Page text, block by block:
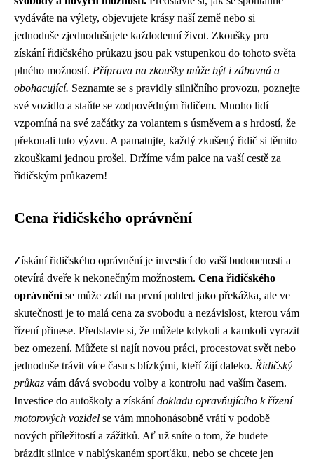
vydáváte na výlety, objevujete krásy naší země nebo si
jednoduše zjednodušujete každodenní život. Zkoušky pro
získání řidičského průkazu jsou pak vstupenkou do tohoto světa
plného možností. Příprava na zkoušky může být i zábavná a
obohacující. Seznamte se s pravidly silničního provozu, poznejte
své vozidlo a staňte se zodpovědným řidičem. Mnoho lidí
vzpomíná na své začátky za volantem s úsměvem a s hrdostí, že
překonali tuto výzvu. A pamatujte, každý zkušený řidič si těmito
zkouškami jednou prošel. Držíme vám palce na vaší cestě za
řidičským průkazem!
Cena řidičského oprávnění
Získání řidičského oprávnění je investicí do vaší budoucnosti a
otevírá dveře k nekonečným možnostem. Cena řidičského
oprávněníse může zdát na první pohled jako překážka, ale ve
skutečnosti je to malá cena za svobodu a nezávislost, kterou vám
řízení přinese. Představte si, že můžete kdykoli a kamkoli vyrazit
bez omezení. Můžete si najít novou práci, procestovat svět nebo
jednoduše trávit více času s blízkými, kteří žijí daleko. Řidičský
průkaz vám dává svobodu volby a kontrolu nad vaším časem.
Investice do autoškoly a získánídokladu opravňujícího k řízení
motorových vozidel se vám mnohonásobně vrátí v podobě
nových příležitostí a zážitků. Ať už sníte o tom, že budete
brázdit silnice v nablýskaném sporťáku, nebo se chcete jen